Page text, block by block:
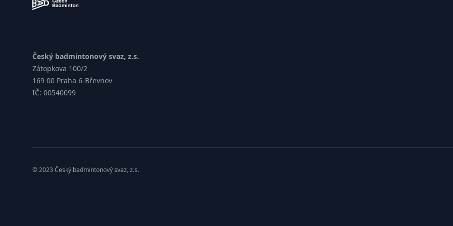
Český badmintonový svaz, z.s.
Zátopkova 100/2
169 00 Praha 6-Břevnov
IČ: 00540099
© 2023 Český badmintonový svaz, z.s.